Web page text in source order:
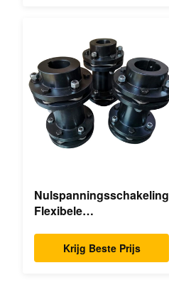
Nulspanningsschakeling
Flexibele
Dubbele Schijfpakket
Hoge Snelheid
Krijg Beste Prijs